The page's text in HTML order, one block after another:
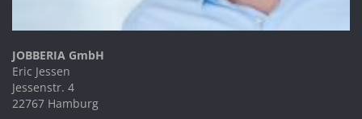
JOBBERIA GmbH
Eric Jessen
Jessenstr. 4
22767 Hamburg